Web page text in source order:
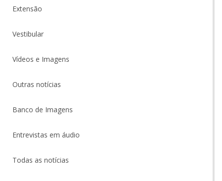
Extensão
Vestibular
Vídeos e Imagens
Outras notícias
Banco de Imagens
Entrevistas em áudio
Todas as notícias